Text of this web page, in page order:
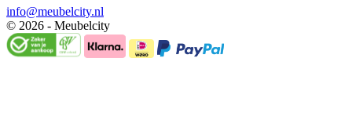
info@meubelcity.nl
© 2026 - Meubelcity